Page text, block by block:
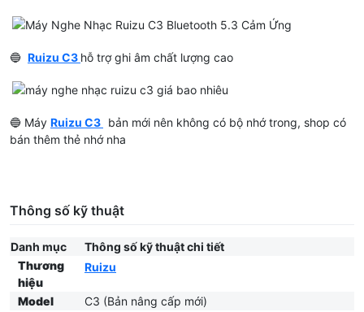
🔵 Ruizu C3 hỗ trợ ghi âm chất lượng cao
🔵 Máy Ruizu C3 bản mới nên không có bộ nhớ trong, shop có
bán thêm thẻ nhớ nha
Thông số kỹ thuật
Danh mục
Thông số kỹ thuật chi tiết
Thương
hiệu
Ruizu
Model
C3 (Bản nâng cấp mới)